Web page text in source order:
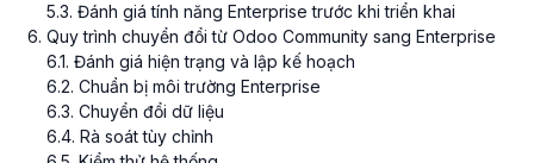
5.3. Đánh giá tính năng Enterprise trước khi triển khai
6. Quy trình chuyển đổi từ Odoo Community sang Enterprise
6.1. Đánh giá hiện trạng và lập kế hoạch
6.2. Chuẩn bị môi trường Enterprise
6.3. Chuyển đổi dữ liệu
6.4. Rà soát tùy chỉnh